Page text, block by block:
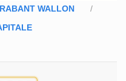
WALLON